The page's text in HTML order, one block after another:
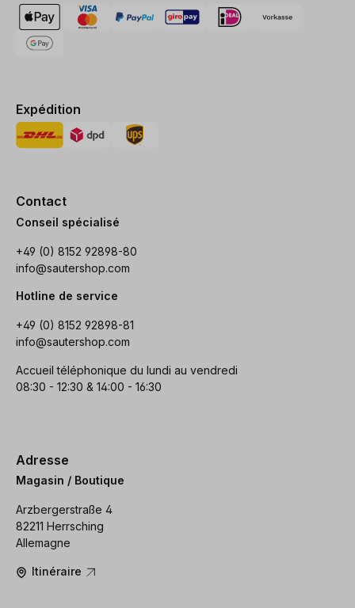
Expédition
Contact
Conseil spécialisé
+49 (0) 8152 92898-80
info@sautershop.com
Hotline de service
+49 (0) 8152 92898-81
info@sautershop.com
Accueil téléphonique du lundi au vendredi
08:30 - 12:30 & 14:00 - 16:30
Adresse
Magasin / Boutique
Arzbergerstraße 4
82211 Herrsching
Allemagne
Itinéraire